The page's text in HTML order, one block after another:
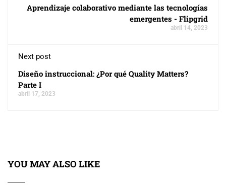
Aprendizaje colaborativo mediante las tecnologías
emergentes - Flipgrid
abril 14, 2023
Next post
Diseño instruccional: ¿Por qué Quality Matters?
Parte I
abril 17, 2023
YOU MAY ALSO LIKE